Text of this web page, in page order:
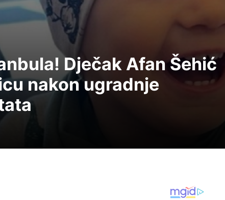
Dječak Afan Šehić
nakon ugradnje